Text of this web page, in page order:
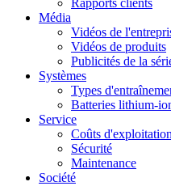
Média
Vidéos de
Vidéos de produits
Publicités de la
Systèmes
Types
Batteries lithium-
Service
Coûts
Sécurité
Maintenance
Société